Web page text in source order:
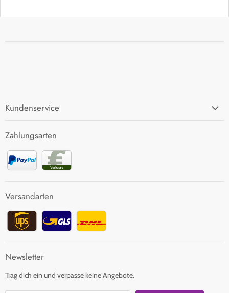
Kundenservice
Zahlung und Versand
Rücksendung
Kontakt
Zahlungsarten
Versandarten
Newsletter
Trag dich ein und verpasse keine Angebote.